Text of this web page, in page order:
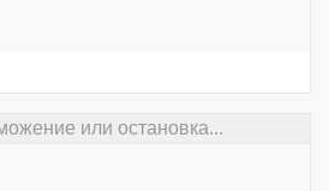
или остановка...